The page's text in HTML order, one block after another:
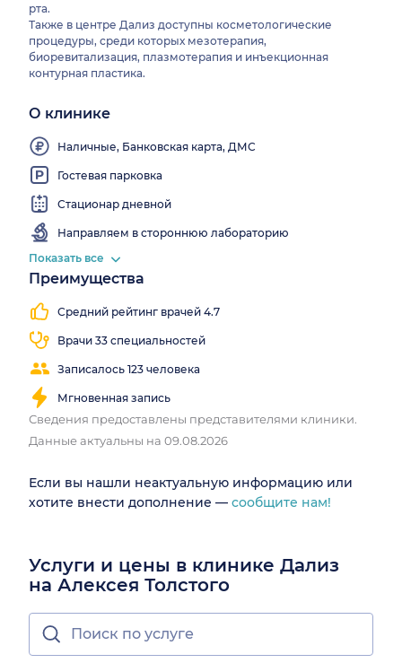
рта.
Также в центре Дализ доступны косметологические
процедуры, среди которых мезотерапия,
биоревитализация, плазмотерапия и инъекционная
контурная пластика.
О клинике
Наличные, Банковская карта, ДМС
Гостевая парковка
Стационар дневной
Направляем в стороннюю лабораторию
Врачи
выезжают
на дом
больничные
Fi
Показать все
Преимущества
Средний рейтинг врачей 4.7
Врачи 33 специальностей
Записалось 123 человека
Мгновенная запись
Сведения предоставлены представителями клиники.
Данные актуальны на 09.08.2026
Если вы нашли неактуальную информацию или
хотите внести дополнение — сообщите нам!
Услуги и цены в клинике Дализ
на Алексея Толстого